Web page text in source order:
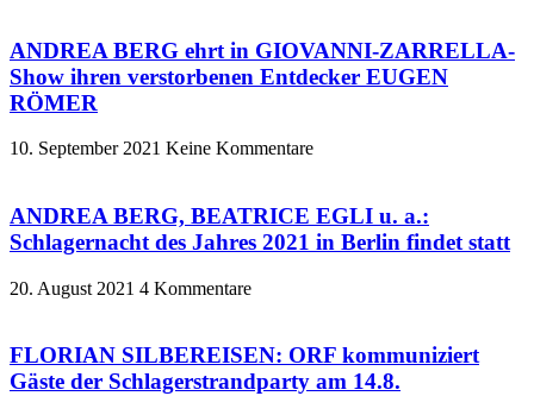
ANDREA BERG ehrt in GIOVANNI-ZARRELLA-
Show ihren verstorbenen Entdecker EUGEN
RÖMER
10. September 2021 Keine Kommentare
ANDREA BERG, BEATRICE EGLI u. a.:
Schlagernacht des Jahres 2021 in Berlin findet statt
20. August 2021 4 Kommentare
FLORIAN SILBEREISEN: ORF kommuniziert
Gäste der Schlagerstrandparty am 14.8.